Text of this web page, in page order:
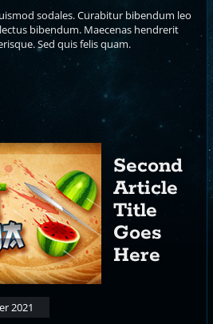
sodales. Curabitur bibendum leo
bibendum. Maecenas hendrerit
Sed quis felis quam.
Second
Article
Title
Goes
Here
2021